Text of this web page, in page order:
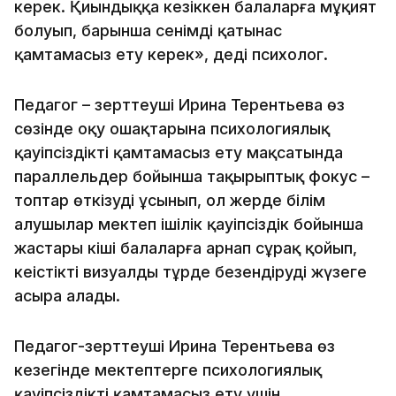
керек. Қиындыққа кезіккен балаларға мұқият
болуып, барынша сенімді қатынас
қамтамасыз ету керек», деді психолог.
Педагог – зерттеуші Ирина Терентьева өз
сөзінде оқу ошақтарына психологиялық
қауіпсіздікті қамтамасыз ету мақсатында
параллельдер бойынша тақырыптық фокус –
топтар өткізуді ұсынып, ол жерде білім
алушылар мектеп ішілік қауіпсіздік бойынша
жастары кіші балаларға арнап сұрақ қойып,
кеңістікті визуалды тұрде безендіруді жүзеге
асыра алады.
Педагог-зерттеуші Ирина Терентьева өз
кезегінде мектептерге психологиялық